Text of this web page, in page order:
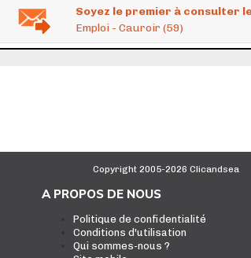
Soyez le premier à consulter
Emploi - Cauroir (59)
Copyright 2005-2026 Clicandsea
A PROPOS DE NOUS
Politique de confidentialité
Conditions d'utilisation
Qui sommes-nous ?